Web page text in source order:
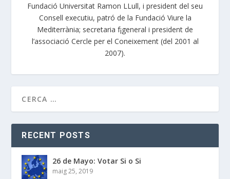
Fundació Universitat Ramon LLull, i president del seu
Consell executiu, patró de la Fundació Viure la
Mediterrània; secretaria f¡general i president de
l’associació Cercle per el Coneixement (del 2001 al
2007).
RECENT POSTS
26 de Mayo: Votar Si o Si
maig 25, 2019